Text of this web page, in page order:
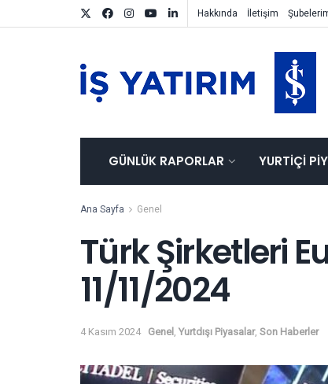
Hakkında İletişim
GÜNLÜK RAPORLAR YURTIÇI
Ana Sayfa Genel
Türk Şirketleri
11/11/2024
4 Kasım 2024 Genel Yurtdışı Piyasalar, Son Haberler